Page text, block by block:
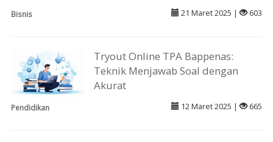
Bisnis 21 Maret 2025 | 603
Tryout Online TPA Bappenas:
Teknik Menjawab Soal dengan
Akurat
Pendidikan 12 Maret 2025 | 665